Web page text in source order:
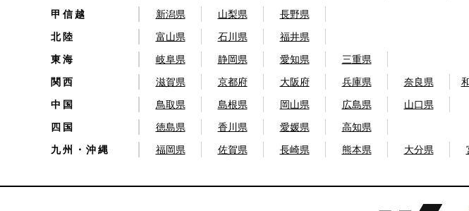
甲信越
新潟県 山梨県
長野県
北陸
富山県 石川県
福井県
東海
岐阜県 静岡県 愛知県
三重県
関西
滋賀県 京都府 大阪府 兵庫県 奈良県
中国
鳥取県 島根県 岡山県 広島県
山口県
四国
徳島県 香川県 愛媛県
高知県
九州・沖縄
福岡県 佐賀県 長崎県 熊本県 大分県